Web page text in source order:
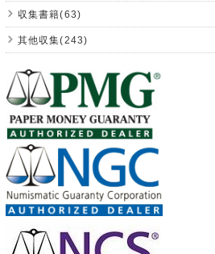
収集書籍(63)
其他収集(243)